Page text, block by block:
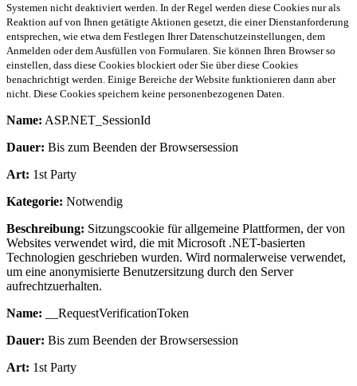
Systemen nicht deaktiviert werden. In der Regel werden diese Cookies nur als
Reaktion auf von Ihnen getätigte Aktionen gesetzt, die einer Dienstanforderung
entsprechen, wie etwa dem Festlegen Ihrer Datenschutzeinstellungen, dem
Anmelden oder dem Ausfüllen von Formularen. Sie können Ihren Browser so
einstellen, dass diese Cookies blockiert oder Sie über diese Cookies
benachrichtigt werden. Einige Bereiche der Website funktionieren dann aber
nicht. Diese Cookies speichern keine personenbezogenen Daten.
Name: ASP.NET_SessionId
Dauer: Bis zum Beenden der Browsersession
Art: 1st Party
Kategorie: Notwendig
Beschreibung: Sitzungscookie für allgemeine Plattformen, der von
Websites verwendet wird, die mit Microsoft .NET-basierten
Technologien geschrieben wurden. Wird normalerweise verwendet,
um eine anonymisierte Benutzersitzung durch den Server
aufrechtzuerhalten.
Name: __RequestVerificationToken
Dauer: Bis zum Beenden der Browsersession
Art: 1st Party